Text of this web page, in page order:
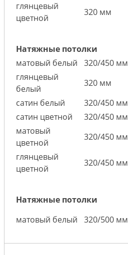
глянцевый
цветной
320 мм
Натяжные потолки
матовый белый
320/450 мм
глянцевый
белый
320 мм
сатин белый
320/450 мм
сатин цветной
320/450 мм
матовый
цветной
320/450 мм
глянцевый
цветной
320/450 мм
Натяжные потолки
матовый белый
320/500 мм